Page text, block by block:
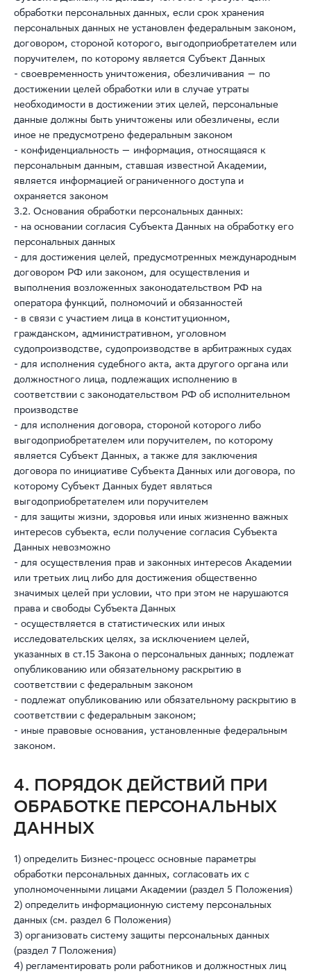
обработки персональных данных, если срок хранения
персональных данных не установлен федеральным законом,
договором, стороной которого, выгодоприобретателем или
поручителем, по которому является Субъект Данных
- своевременность уничтожения, обезличивания — по
достижении целей обработки или в случае утраты
необходимости в достижении этих целей, персональные
данные должны быть уничтожены или обезличены, если
иное не предусмотрено федеральным законом
- конфиденциальность — информация, относящаяся к
персональным данным, ставшая известной Академии,
является информацией ограниченного доступа и
охраняется законом
3.2. Основания обработки персональных данных:
- на основании согласия Субъекта Данных на обработку его
персональных данных
- для достижения целей, предусмотренных международным
договором РФ или законом, для осуществления и
выполнения возложенных законодательством РФ на
оператора функций, полномочий и обязанностей
- в связи с участием лица в конституционном,
гражданском, административном, уголовном
судопроизводстве, судопроизводстве в арбитражных судах
- для исполнения судебного акта, акта другого органа или
должностного лица, подлежащих исполнению в
соответствии с законодательством РФ об исполнительном
производстве
- для исполнения договора, стороной которого либо
выгодоприобретателем или поручителем, по которому
является Субъект Данных, а также для заключения
договора по инициативе Субъекта Данных или договора, по
которому Субъект Данных будет являться
выгодоприобретателем или поручителем
- для защиты жизни, здоровья или иных жизненно важных
интересов субъекта, если получение согласия Субъекта
Данных невозможно
- для осуществления прав и законных интересов Академии
или третьих лиц либо для достижения общественно
значимых целей при условии, что при этом не нарушаются
права и свободы Субъекта Данных
- осуществляется в статистических или иных
исследовательских целях, за исключением целей,
указанных в ст.15 Закона о персональных данных; подлежат
опубликованию или обязательному раскрытию в
соответствии с федеральным законом
- подлежат опубликованию или обязательному раскрытию в
соответствии с федеральным законом;
- иные правовые основания, установленные федеральным
законом.
4. ПОРЯДОК ДЕЙСТВИЙ ПРИ
ОБРАБОТКЕ ПЕРСОНАЛЬНЫХ
ДАННЫХ
1) определить Бизнес-процесс основные параметры
обработки персональных данных, согласовать их с
уполномоченными лицами Академии (раздел 5 Положения)
2) определить информационную систему персональных
данных (см. раздел 6 Положения)
3) организовать систему защиты персональных данных
(раздел 7 Положения)
4) регламентировать роли работников и должностных лиц